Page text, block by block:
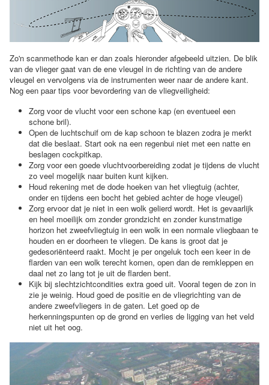
Zo'n scanmethode kan er dan zoals hieronder afgebeeld uitzien. De blik
van de vlieger gaat van de ene vleugel in de richting van de andere
vleugel en vervolgens via de instrumenten weer naar de andere kant.
Nog een paar tips voor bevordering van de vliegveiligheid:
Zorg voor de vlucht voor een schone kap (en eventueel een
schone bril).
Open de luchtschuif om de kap schoon te blazen zodra je merkt
dat die beslaat. Start ook na een regenbui niet met een natte en
beslagen cockpitkap.
Zorg voor een goede vluchtvoorbereiding zodat je tijdens de vlucht
zo veel mogelijk naar buiten kunt kijken.
Houd rekening met de dode hoeken van het vliegtuig (achter,
onder en tijdens een bocht het gebied achter de hoge vleugel)
Zorg ervoor dat je niet in een wolk gelierd wordt. Het is gevaarlijk
en heel moeilijk om zonder grondzicht en zonder kunstmatige
horizon het zweefvliegtuig in een wolk in een normale vliegbaan te
houden en er doorheen te vliegen. De kans is groot dat je
gedesoriënteerd raakt. Mocht je per ongeluk toch een keer in de
flarden van een wolk terecht komen, open dan de remkleppen en
daal net zo lang tot je uit de flarden bent.
Kijk bij slechtzichtcondities extra goed uit. Vooral tegen de zon in
zie je weinig. Houd goed de positie en de vliegrichting van de
andere zweefvliegers in de gaten. Let goed op de
herkenningspunten op de grond en verlies de ligging van het veld
niet uit het oog.